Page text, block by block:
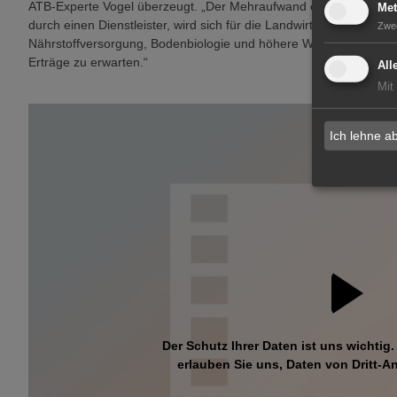
ATB-Experte Vogel überzeugt. „Der Mehraufwand einer
durch einen Dienstleister, wird sich für die Landwirte lohnen.
Nährstoffversorgung, Bodenbiologie und höhere
Erträge zu erwarten.“
Der Schutz Ihrer Daten ist uns
erlauben Sie uns, Daten von Dritt-
Mit
Ich lehne